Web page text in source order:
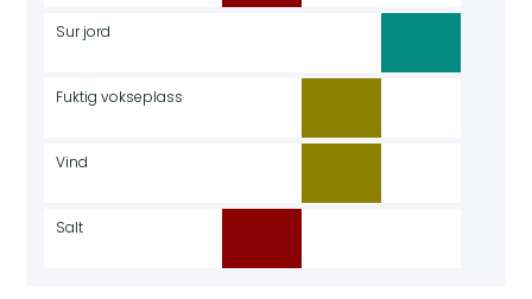
Sur jord
Fuktig vokseplass
Vind
Salt